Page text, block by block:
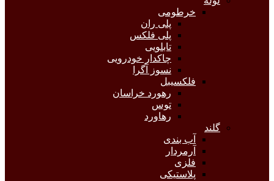
خرطومی
پلی ران
پلی فلکس
تابلویی
چاکدار خودرویی
نسوز آگرا
فلکسیبل
رهورد خراسان
توس
رهاورد
گلند
آب بندی
آرمردار
فلزی
پلاستیکی